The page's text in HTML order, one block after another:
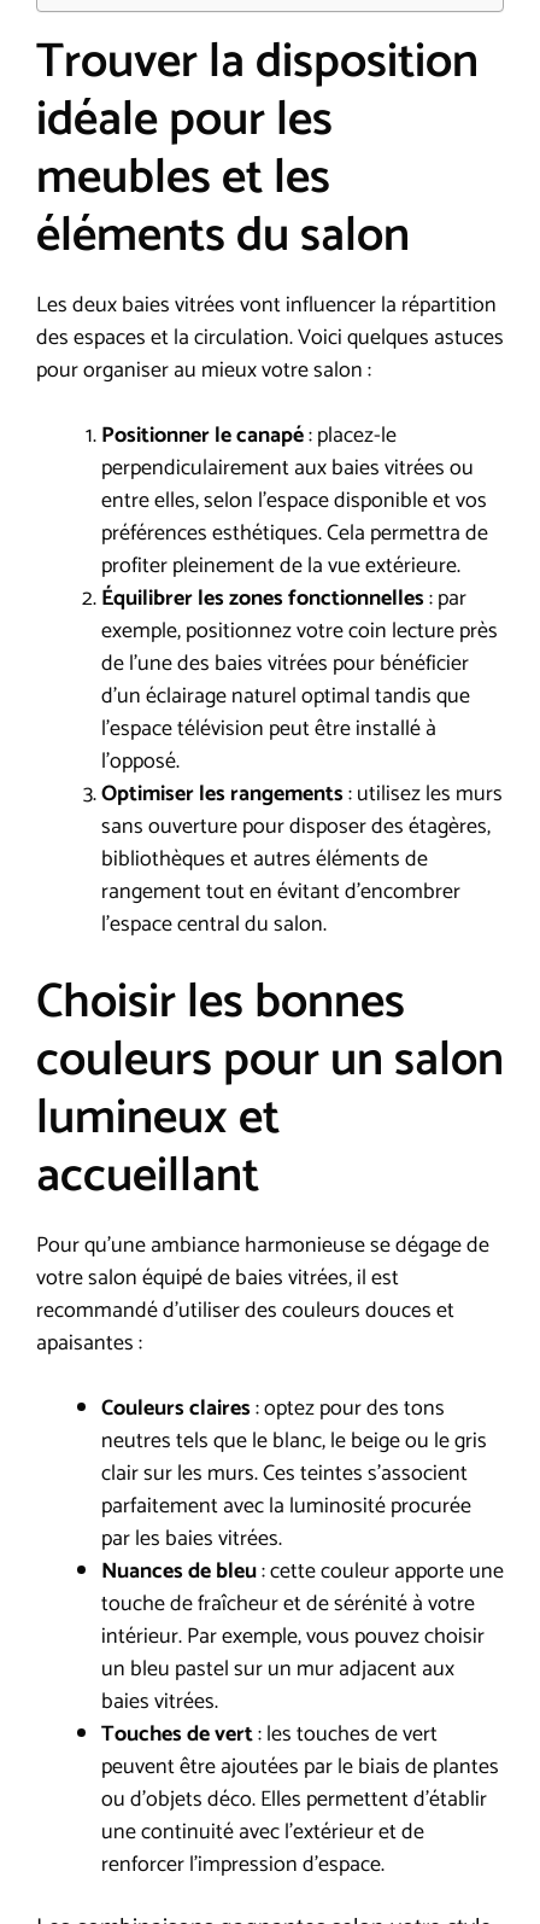
Trouver la disposition
idéale pour les
meubles et les
éléments du salon
Les deux baies vitrées vont influencer la répartition
des espaces et la circulation. Voici quelques astuces
pour organiser au mieux votre salon :
Positionner le canapé: placez-le
perpendiculairement aux baies vitrées ou
entre elles, selon l’espace disponible et vos
préférences esthétiques. Cela permettra de
profiter pleinement de la vue extérieure.
Équilibrer les zones fonctionnelles: par
exemple, positionnez votre coin lecture près
de l’une des baies vitrées pour bénéficier
d’un éclairage naturel optimal tandis que
l’espace télévision peut être installé à
l’opposé.
Optimiser les rangements: utilisez les murs
sans ouverture pour disposer des étagères,
bibliothèques et autres éléments de
rangement tout en évitant d’encombrer
l’espace central du salon.
Choisir les bonnes
couleurs pour un salon
lumineux et
accueillant
Pour qu’une ambiance harmonieuse se dégage de
votre salon équipé de baies vitrées, il est
recommandé d’utiliser des couleurs douces et
apaisantes :
Couleurs claires: optez pour des tons
neutres tels que le blanc, le beige ou le gris
clair sur les murs. Ces teintes s’associent
parfaitement avec la luminosité procurée
par les baies vitrées.
Nuances de bleu: cette couleur apporte une
touche de fraîcheur et de sérénité à votre
intérieur. Par exemple, vous pouvez choisir
un bleu pastel sur un mur adjacent aux
baies vitrées.
Touches de vert: les touches de vert
peuvent être ajoutées par le biais de plantes
ou d’objets déco. Elles permettent d’établir
une continuité avec l’extérieur et de
renforcer l’impression d’espace.